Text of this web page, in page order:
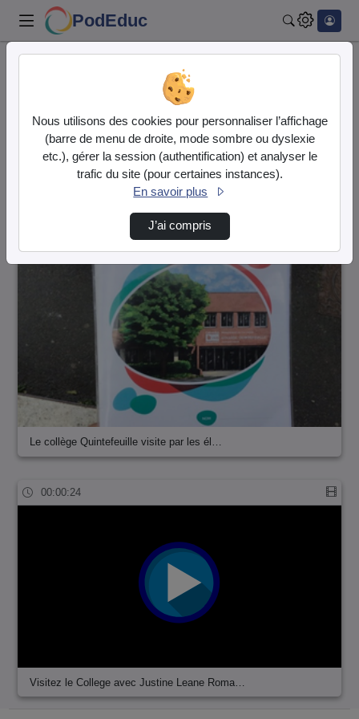
PodEduc
2 vidéos trouvées
Audio Vidéo
Direction de tri
Le collège Quintefeuille visite par les él…
00:00:24
Visitez le College avec Justine Leane Roma…
Nous utilisons des cookies pour personnaliser l’affichage
(barre de menu de droite, mode sombre ou dyslexie
etc.), gérer la session (authentification) et analyser le
trafic du site (pour certaines instances).
En savoir plus
J’ai compris